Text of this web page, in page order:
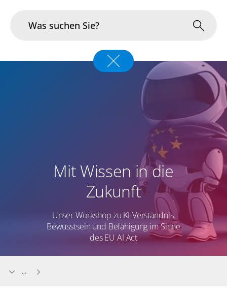
Mit Wissen in die
Zukunft
Unser Workshop zu KI-Verständnis,
Bewusstsein und Befähigung im Sinne
des EU AI Act
...